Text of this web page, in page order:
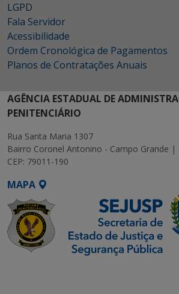
LGPD
Fala Servidor
Acessibilidade
Ordem Cronológica de Pagamentos
Planos de Contratações Anuais
AGÊNCIA ESTADUAL DE
PENITENCIÁRIO
Rua Santa Maria 1307
Bairro Coronel Antonino - Campo Grande |
CEP: 79011-190
MAPA